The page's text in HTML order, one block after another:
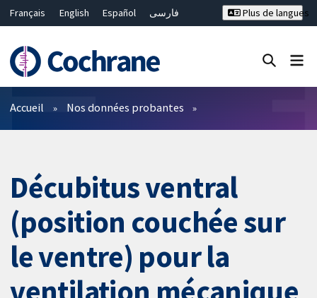
Français English Español
فارسی
Bahasa Malaysia
ไทย
繁體中文
简体中文
Plus de langues
Filtres
Accueil Nos données probantes
Décubitus ventral
(position couchée sur
le ventre) pour la